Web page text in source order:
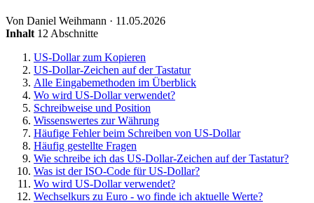
Von Daniel Weihmann · 11.05.2026
Inhalt 12 Abschnitte
US-Dollar zum Kopieren
US-Dollar-Zeichen auf der Tastatur
Alle Eingabemethoden im Überblick
Wo wird US-Dollar verwendet?
Schreibweise und Position
Wissenswertes zur Währung
Häufige Fehler beim Schreiben von US-Dollar
Häufig gestellte Fragen
Wie schreibe ich das US-Dollar-Zeichen auf der Tastatur?
Was ist der ISO-Code für US-Dollar?
Wo wird US-Dollar verwendet?
Wechselkurs zu Euro - wo finde ich aktuelle Werte?